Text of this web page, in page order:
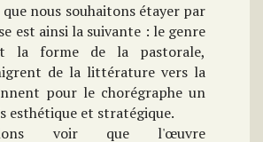
nous souhaitons étayer par
est ainsi la suivante : le genre
la forme de la pastorale,
de la littérature vers la
pour le chorégraphe un
esthétique et stratégique.
voir que l'œuvre